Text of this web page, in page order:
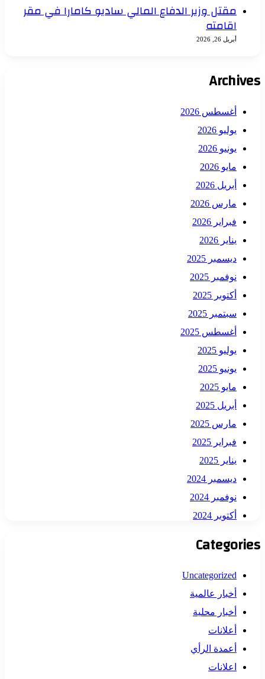
مقتل وزير الدفاع المالي ساديو كامارا في مقر
اقامته
أبريل 26, 2026
Archives
أغسطس 2026
يوليو 2026
يونيو 2026
مايو 2026
أبريل 2026
مارس 2026
فبراير 2026
يناير 2026
ديسمبر 2025
نوفمبر 2025
أكتوبر 2025
سبتمبر 2025
أغسطس 2025
يوليو 2025
يونيو 2025
مايو 2025
أبريل 2025
مارس 2025
فبراير 2025
يناير 2025
ديسمبر 2024
نوفمبر 2024
أكتوبر 2024
Categories
Uncategorized
أخبار عالمية
أخبار محلية
أعلانات
أعمدة الرأي
اعلانات